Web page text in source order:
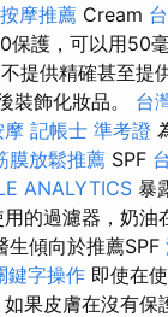
摩推薦 Cream
護，可以用50
提供精確甚至提
裝飾化妝品。 台
摩 記帳士 準考證
膜放鬆推薦 SPF
ANALYTICS 暴
的過濾器，奶油
生傾向於推薦SPF
鍵字操作 即使在
果皮膚在沒有保